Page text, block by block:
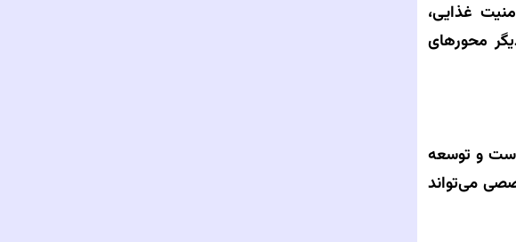
غذایی،
محورهای
و توسعه
می‌تواند